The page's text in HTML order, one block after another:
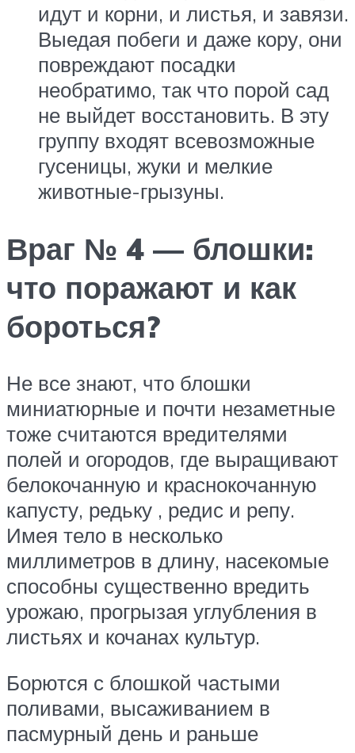
идут и корни, и листья, и завязи.
Выедая побеги и даже кору, они
повреждают посадки
необратимо, так что порой сад
не выйдет восстановить. В эту
группу входят всевозможные
гусеницы, жуки и мелкие
животные-грызуны.
Враг № 4 — блошки:
что поражают и как
бороться?
Не все знают, что блошки
миниатюрные и почти незаметные
тоже считаются вредителями
полей и огородов, где выращивают
белокочанную и краснокочанную
капусту, редьку , редис и репу.
Имея тело в несколько
миллиметров в длину, насекомые
способны существенно вредить
урожаю, прогрызая углубления в
листьях и кочанах культур.
Борются с блошкой частыми
поливами, высаживанием в
пасмурный день и раньше